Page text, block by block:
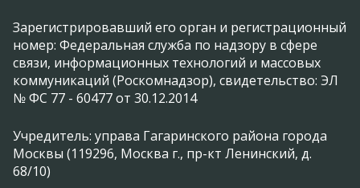
Зарегистрировавший его орган и регистрационный
номер: Федеральная служба по надзору в сфере
связи, информационных технологий и массовых
коммуникаций (Роскомнадзор), свидетельство: ЭЛ
№ ФС 77 - 60477 от 30.12.2014
Учредитель: управа Гагаринского района города
Москвы (119296, Москва г., пр-кт Ленинский, д.
68/10)